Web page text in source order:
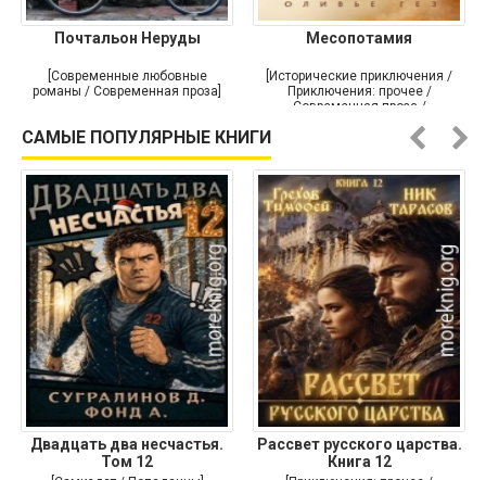
Почтальон Неруды
[Современные любовные
романы / Современная проза]
Месопотамия
[Исторические приключения /
Приключения: прочее /
Современная проза /
САМЫЕ ПОПУЛЯРНЫЕ КНИГИ
Двадцать два несчастья.
Том 12
Рассвет русского царства.
Книга 12